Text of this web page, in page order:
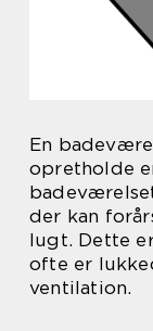
En
opretholde
der kan
lugt. Dette
ofte er
ventilation.